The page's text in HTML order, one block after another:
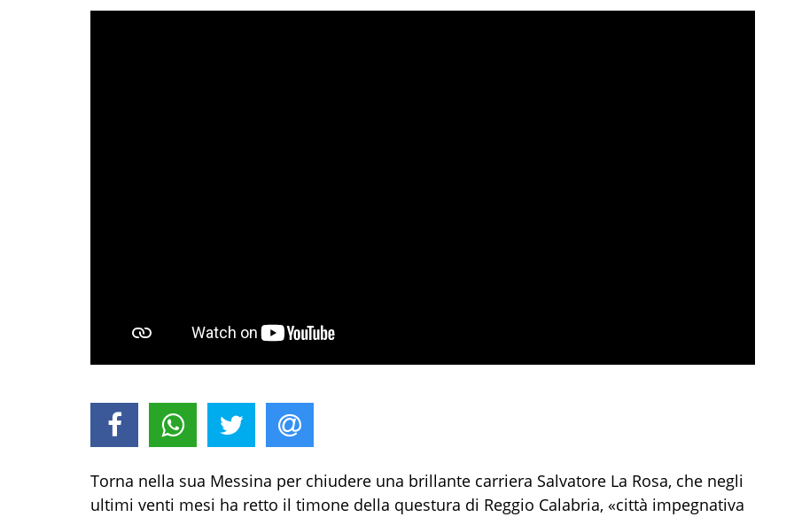
Torna nella sua Messina per chiudere una brillante carriera Salvatore La Rosa, che negli
ultimi venti mesi ha retto il timone della questura di Reggio Calabria, «città impegnativa